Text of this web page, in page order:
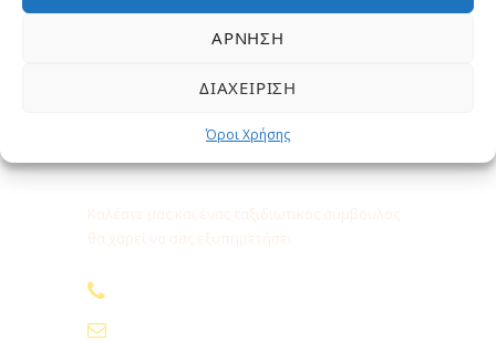
ΆΡΝΗΣΗ
ΔΙΑΧΕΊΡΙΣΗ
Όροι Χρήσης
Δωρεάν Υπηρεσίες
Χρειάζεστε βοήθεια;